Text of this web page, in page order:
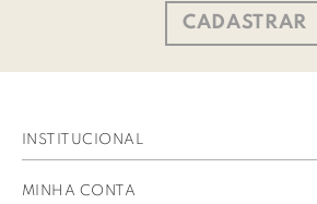
CADASTRAR
INSTITUCIONAL
Quem Somos
MINHA CONTA